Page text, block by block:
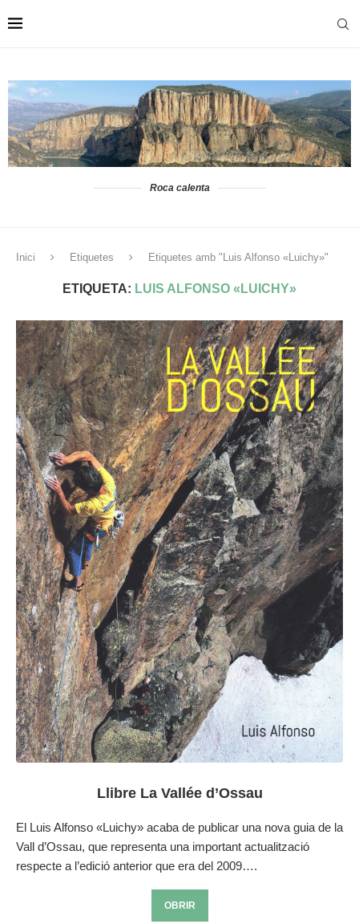
Roca calenta
Inici Etiquetes Etiquetes amb "Luis Alfonso «Luichy»"
ETIQUETA: LUIS ALFONSO «LUICHY»
Llibre La Vallée d’Ossau
El Luis Alfonso «Luichy» acaba de publicar una nova guia de la
Vall d’Ossau, que representa una important actualització
respecte a l’edició anterior que era del 2009….
OBRIR